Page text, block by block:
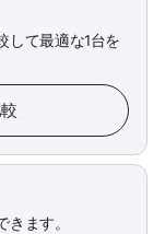
して最適な1台を
ます。